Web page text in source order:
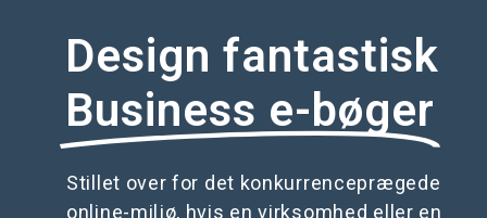
Design fantastisk
Business e-bøger
Stillet over for det konkurrenceprægede
online-miljø, hvis en virksomhed eller en